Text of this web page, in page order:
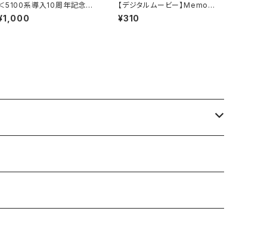
5100系導入10周年記念＞
念硬券4枚セット
【デジタルムービー】Memori
es Forever 3100 ～記憶を
永遠に3100系～
¥310